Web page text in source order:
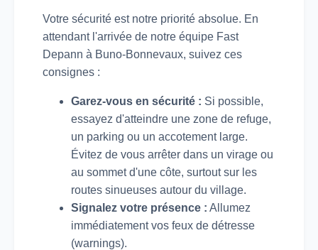
Votre sécurité est notre priorité absolue. En
attendant l'arrivée de notre équipe Fast
Depann à Buno-Bonnevaux, suivez ces
consignes :
Garez-vous en sécurité : Si possible,
essayez d'atteindre une zone de refuge,
un parking ou un accotement large.
Évitez de vous arrêter dans un virage ou
au sommet d'une côte, surtout sur les
routes sinueuses autour du village.
Signalez votre présence : Allumez
immédiatement vos feux de détresse
(warnings).